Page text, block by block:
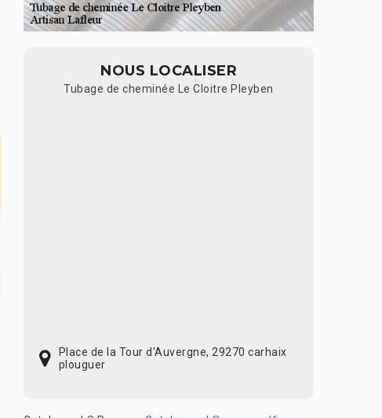
NOUS LOCALISER
Tubage de cheminée Le Cloitre Pleyben
Place de la Tour d'Auvergne, 29270 carhaix
plouguer